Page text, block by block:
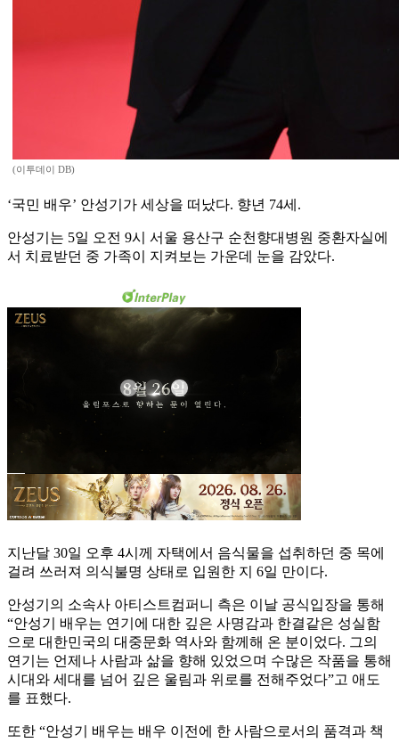
(이투데이 DB)
‘국민 배우’ 안성기가 세상을 떠났다. 향년 74세.
안성기는 5일 오전 9시 서울 용산구 순천향대병원 중환자실에
서 치료받던 중 가족이 지켜보는 가운데 눈을 감았다.
지난달 30일 오후 4시께 자택에서 음식물을 섭취하던 중 목에
걸려 쓰러져 의식불명 상태로 입원한 지 6일 만이다.
안성기의 소속사 아티스트컴퍼니 측은 이날 공식입장을 통해
“안성기 배우는 연기에 대한 깊은 사명감과 한결같은 성실함
으로 대한민국의 대중문화 역사와 함께해 온 분이었다. 그의
연기는 언제나 사람과 삶을 향해 있었으며 수많은 작품을 통해
시대와 세대를 넘어 깊은 울림과 위로를 전해주었다”고 애도
를 표했다.
또한 “안성기 배우는 배우 이전에 한 사람으로서의 품격과 책